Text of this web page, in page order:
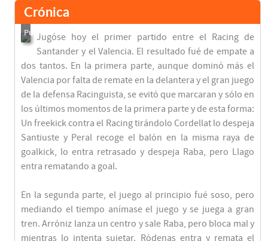
Crónica
Jugóse hoy el primer partido entre el Racing de
Santander y el Valencia. El resultado fué de empate a
dos tantos. En la primera parte, aunque dominó más el
Valencia por falta de remate en la delantera y el gran juego
de la defensa Racinguista, se evitó que marcaran y sólo en
los últimos momentos de la primera parte y de esta forma:
Un freekick contra el Racing tirándolo Cordellat lo despeja
Santiuste y Peral recoge el balón en la misma raya de
goalkick, lo entra retrasado y despeja Raba, pero Llago
entra rematando a goal.
En la segunda parte, el juego al principio fué soso, pero
mediando el tiempo anímase el juego y se juega a gran
tren. Arróniz lanza un centro y sale Raba, pero bloca mal y
mientras lo intenta sujetar. Ródenas entra y remata el